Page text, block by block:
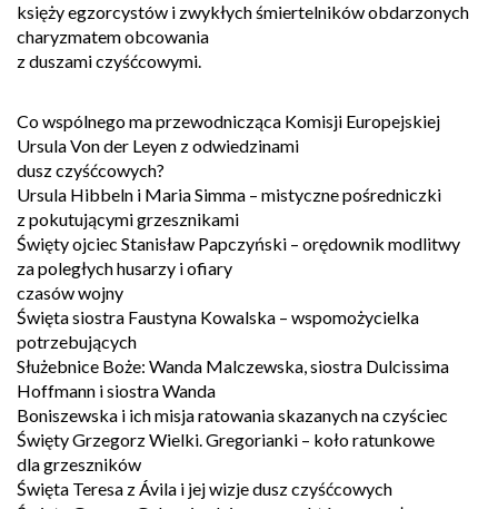
księży egzorcystów i zwykłych śmiertelników obdarzonych
charyzmatem obcowania
z duszami czyśćcowymi.
Co wspólnego ma przewodnicząca Komisji Europejskiej
Ursula Von der Leyen z odwiedzinami
dusz czyśćcowych?
Ursula Hibbeln i Maria Simma – mistyczne pośredniczki
z pokutującymi grzesznikami
Święty ojciec Stanisław Papczyński – orędownik modlitwy
za poległych husarzy i ofiary
czasów wojny
Święta siostra Faustyna Kowalska – wspomożycielka
potrzebujących
Służebnice Boże: Wanda Malczewska, siostra Dulcissima
Hoffmann i siostra Wanda
Boniszewska i ich misja ratowania skazanych na czyściec
Święty Grzegorz Wielki. Gregorianki – koło ratunkowe
dla grzeszników
Święta Teresa z Ávila i jej wizje dusz czyśćcowych